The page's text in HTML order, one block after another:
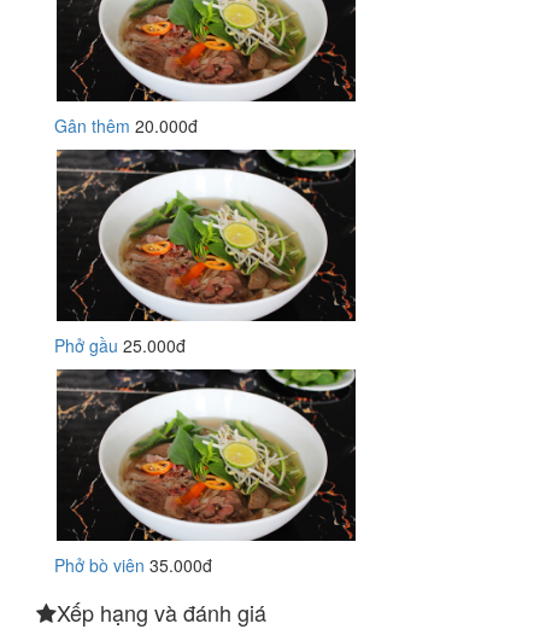
Gân thêm 20.000đ
Phở gầu 25.000đ
Phở bò viên 35.000đ
Xếp hạng và đánh giá